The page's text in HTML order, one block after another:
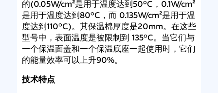
的(0.05W/cm²是用于温度达到50°C，0.1W/cm²
是用于温度达到80°C，而 0.135W/cm²是用于温
度达到110°C)。其保温棉厚度是20mm。在这些
型号中，表面温度是被限制到 135°C。当它们与
一个保温面盖和一个保温底座一起使用时，它们
的能量效率可以上升90%。
技术特点